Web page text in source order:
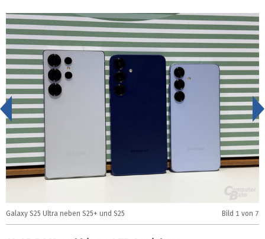
Galaxy S25 Ultra neben S25+ und S25 Bild 1 von 7
<